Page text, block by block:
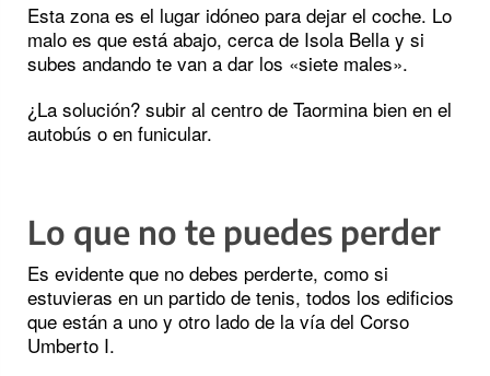
Esta zona es el lugar idóneo para dejar el coche. Lo
malo es que está abajo, cerca de Isola Bella y si
subes andando te van a dar los «siete males».
¿La solución? subir al centro de Taormina bien en el
autobús o en funicular.
Lo que no te puedes perder
Es evidente que no debes perderte, como si
estuvieras en un partido de tenis, todos los edificios
que están a uno y otro lado de la vía del Corso
Umberto I.